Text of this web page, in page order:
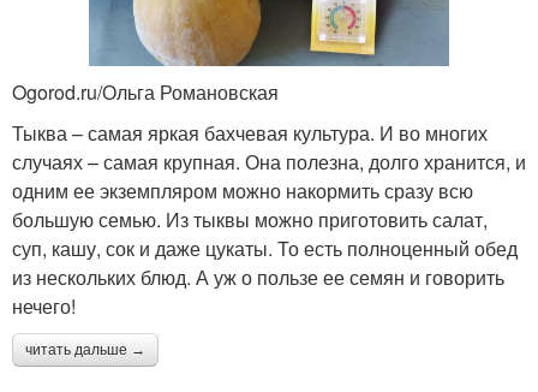
Ogorod.ru/Ольга Романовская
Тыква – самая яркая бахчевая культура. И во многих
случаях – самая крупная. Она полезна, долго хранится, и
одним ее экземпляром можно накормить сразу всю
большую семью. Из тыквы можно приготовить салат,
суп, кашу, сок и даже цукаты. То есть полноценный обед
из нескольких блюд. А уж о пользе ее семян и говорить
нечего!
читать дальше →